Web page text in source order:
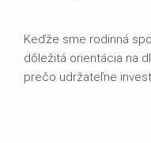
Keďže sme rodinná
dôležitá orientácia na
prečo udržateľne